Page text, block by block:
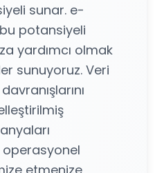
sunar. e-
potansiyeli
yardımcı olmak
sunuyoruz. Veri
operasyonel